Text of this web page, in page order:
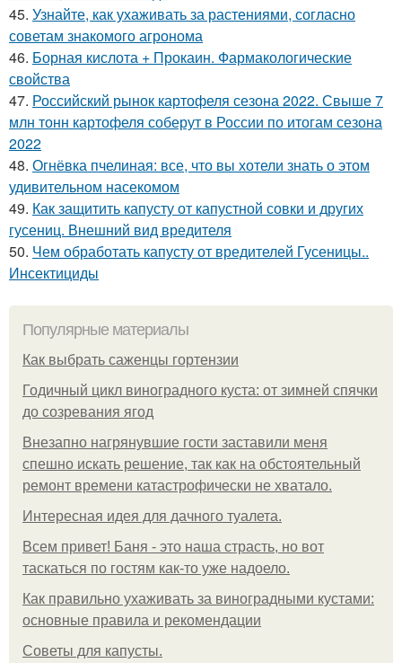
45. Узнайте, как ухаживать за растениями, согласно
советам знакомого агронома
46. Борная кислота + Прокаин. Фармакологические
свойства
47. Российский рынок картофеля сезона 2022. Свыше 7
млн тонн картофеля соберут в России по итогам сезона
2022
48. Огнёвка пчелиная: все, что вы хотели знать о этом
удивительном насекомом
49. Как защитить капусту от капустной совки и других
гусениц. Внешний вид вредителя
50. Чем обработать капусту от вредителей Гусеницы..
Инсектициды
Популярные материалы
Как выбрать саженцы гортензии
Годичный цикл виноградного куста: от зимней спячки
до созревания ягод
Внезапно нагрянувшие гости заставили меня
спешно искать решение, так как на обстоятельный
ремонт времени катастрофически не хватало.
Интересная идея для дачного туалета.
Всем привет! Баня - это наша страсть, но вот
таскаться по гостям как-то уже надоело.
Как правильно ухаживать за виноградными кустами:
основные правила и рекомендации
Советы для капусты.